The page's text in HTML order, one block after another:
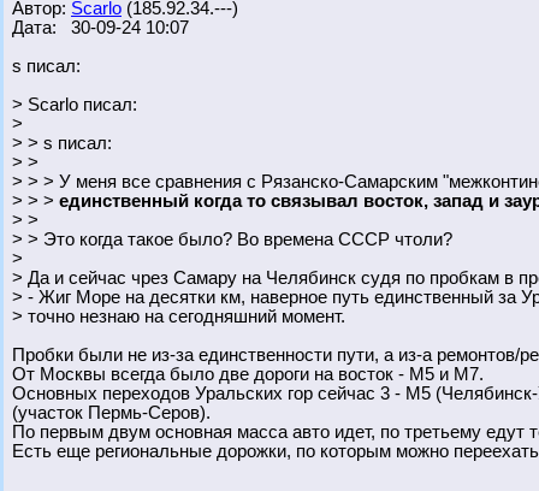
Автор: Scarlo (185.92.34.---)
Дата: 30-09-24 10:07
s писал:
> Scarlo писал:
>
> > s писал:
> >
> > > У меня все сравнения с Рязанско-Самарским
> > > единственный когда то связывал восток, запад и
> >
> > Это когда такое было? Во времена СССР чтоли?
>
> Да и сейчас чрез Самару на Челябинск судя по пробкам в
> - Жиг Море на десятки км, наверное путь единственный за
> точно незнаю на сегодняшний момент.
Пробки были не из-за единственности пути, а из-а ремонтов/
От Москвы всегда было две дороги на восток - М5 и М7.
Основных переходов Уральских гор сейчас 3 - М5
(участок Пермь-Серов).
По первым двум основная масса авто идет, по третьему
Есть еще региональные дорожки, по которым можно